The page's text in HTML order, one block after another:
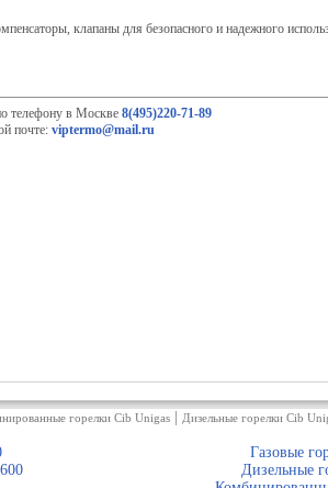
клапаны для безопасного и надежного
телефону в Москве 8(495)220-71-89
почте: viptermo@mail.ru
горелки Cib Unigas Дизельные горелки Cib
Газовые
Дизельные